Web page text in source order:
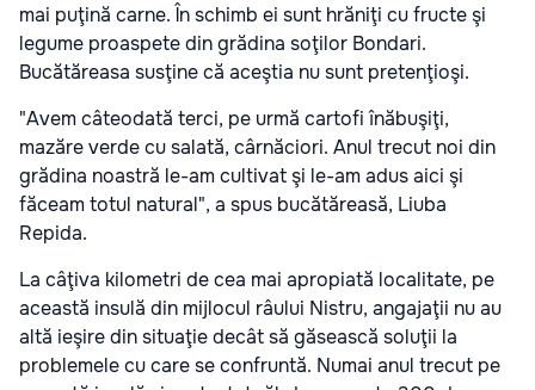
mai puţină carne. În schimb ei sunt hrăniţi cu fructe şi
legume proaspete din grădina soţilor Bondari.
Bucătăreasa susţine că aceştia nu sunt pretenţioşi.
"Avem câteodată terci, pe urmă cartofi înăbuşiţi,
mazăre verde cu salată, cârnăciori. Anul trecut noi din
grădina noastră le-am cultivat şi le-am adus aici şi
făceam totul natural", a spus bucătăreasă, Liuba
Repida.
La câţiva kilometri de cea mai apropiată localitate, pe
această insulă din mijlocul râului Nistru, angajaţii nu au
altă ieşire din situaţie decât să găsească soluţii la
problemele cu care se confruntă. Numai anul trecut pe